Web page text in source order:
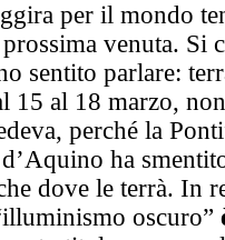
per il mondo
venuta. Si
sentito parlare:
15 al 18 marzo, non
perché la
ha
dove le terrà. In
oscuro”